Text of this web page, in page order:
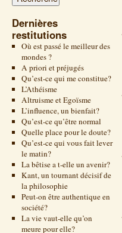
Dernières
restitutions
Où est passé le meilleur des
mondes ?
A priori et préjugés
Qu’est-ce qui me constitue?
L’Athéisme
Altruisme et Egoïsme
L’influence, un bienfait?
Qu’est-ce qu’être normal
Quelle place pour le doute?
Qu’est-ce qui vous fait lever
le matin?
La bêtise a t-elle un avenir?
Kant, un tournant décisif de
la philosophie
Peut-on être authentique en
société?
La vie vaut-elle qu’on
meure pour elle?